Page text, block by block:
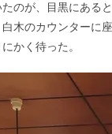
のが、目黒にある
木のカウンターに
かく待った。